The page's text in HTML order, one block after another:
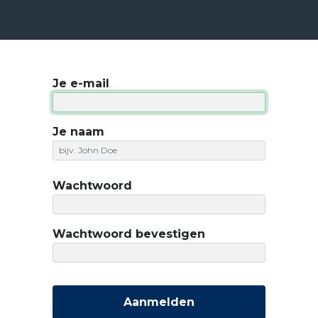
Je e-mail
Je naam
Wachtwoord
Wachtwoord bevestigen
Aanmelden